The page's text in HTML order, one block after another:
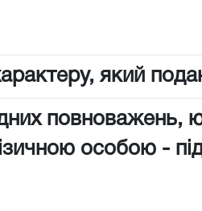
який
повноважень,
особою -